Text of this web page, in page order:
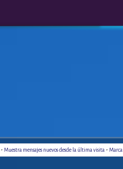
- Muestra mensajes nuevos desde la última visita - Marca